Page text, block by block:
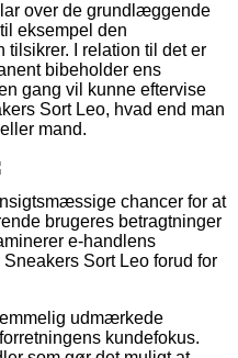
over de grundlæggende
eksempel den
tilsikrer. I relation til det er
bibeholder ens
gang vil kunne eftervise
Sort Leo, hvad end man
mand.
chancer for at
brugeres betragtninger
e-handlens
Sort Leo forud for
udmærkede
kundefokus.